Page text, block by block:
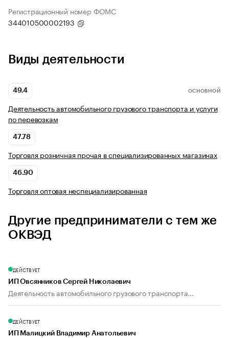
Регистрационный номер ФОМС
344010500002193
Виды деятельности
49.4 ОСНОВНОЙ
Деятельность автомобильного грузового транспорта и услуги
по перевозкам
47.78
Торговля розничная прочая в специализированных магазинах
46.90
Торговля оптовая неспециализированная
Другие предприниматели с тем же
ОКВЭД
ДЕЙСТВУЕТ
ИП Овсянников Сергей Николаевич
Деятельность автомобильного грузового транспорта...
ДЕЙСТВУЕТ
ИП Малицкий Владимир Анатольевич